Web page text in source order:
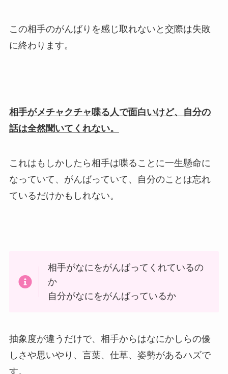
この相手のがんばりを感じ取れないと交際は失敗
に終わります。
相手がメチャクチャ喋る人で面白いけど、自分の
話は全然聞いてくれない。
これはもしかしたら相手は喋ることに一生懸命に
なっていて、がんばっていて、自分のことは忘れ
ているだけかもしれない。
相手がなにをがんばってくれているの
か
自分がなにをがんばっているか
抽象度が違うだけで、相手からはなにかしらの優
しさや思いやり、言葉、仕草、姿勢があるハズで
す。